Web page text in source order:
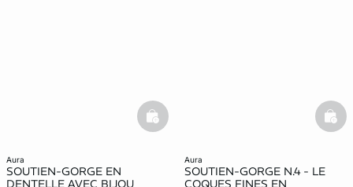
aura
SOUTIEN-GORGE EN
DENTELLE AVEC BIJOU
basketfull
aura
SOUTIEN-GORGE N.4 - LE
COQUES FINES EN